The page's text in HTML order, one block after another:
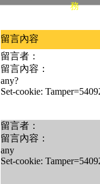
務
留言內容
留言者：
留言內容：
any?
Set-cookie:
留言者：
留言內容：
any
Set-cookie: